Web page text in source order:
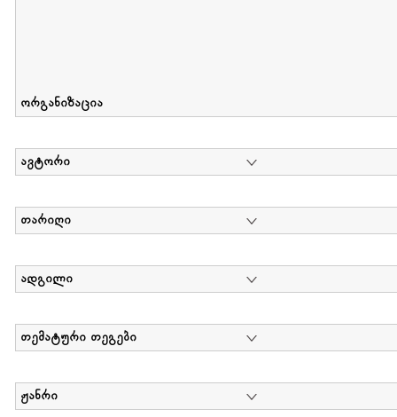
ორგანიზაცია
ავტორი
თარიღი
ადგილი
თემატური თეგები
ჟანრი